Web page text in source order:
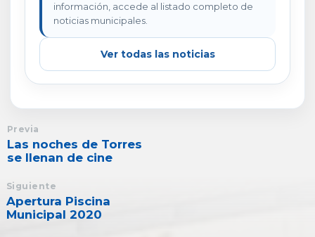
información, accede al listado completo de
noticias municipales.
Ver todas las noticias
Previa
Las noches de Torres
se llenan de cine
Siguiente
Apertura Piscina
Municipal 2020